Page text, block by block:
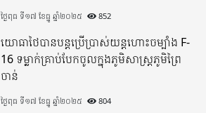
ថ្ងៃពុធ ទី១៧ ខែធ្នូ ឆ្នាំ២០២៥ 852
យោធាថៃបានបន្តប្រើប្រាស់យន្តហោះចម្បាំង F-
16 ទម្លាក់គ្រាប់បែកចូលក្នុងភូមិសាស្ត្រភូមិព្រៃ
ចាន់
ថ្ងៃពុធ ទី១៧ ខែធ្នូ ឆ្នាំ២០២៥ 804